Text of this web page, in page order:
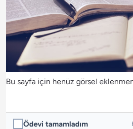
Bu sayfa için henüz görsel
Ödevi tamamladım